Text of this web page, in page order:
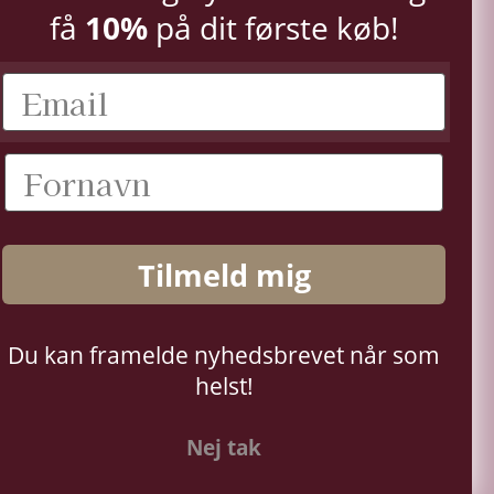
få 10% på dit første køb!
Tilmeld mig
Du kan framelde nyhedsbrevet når som
helst!
Nej tak